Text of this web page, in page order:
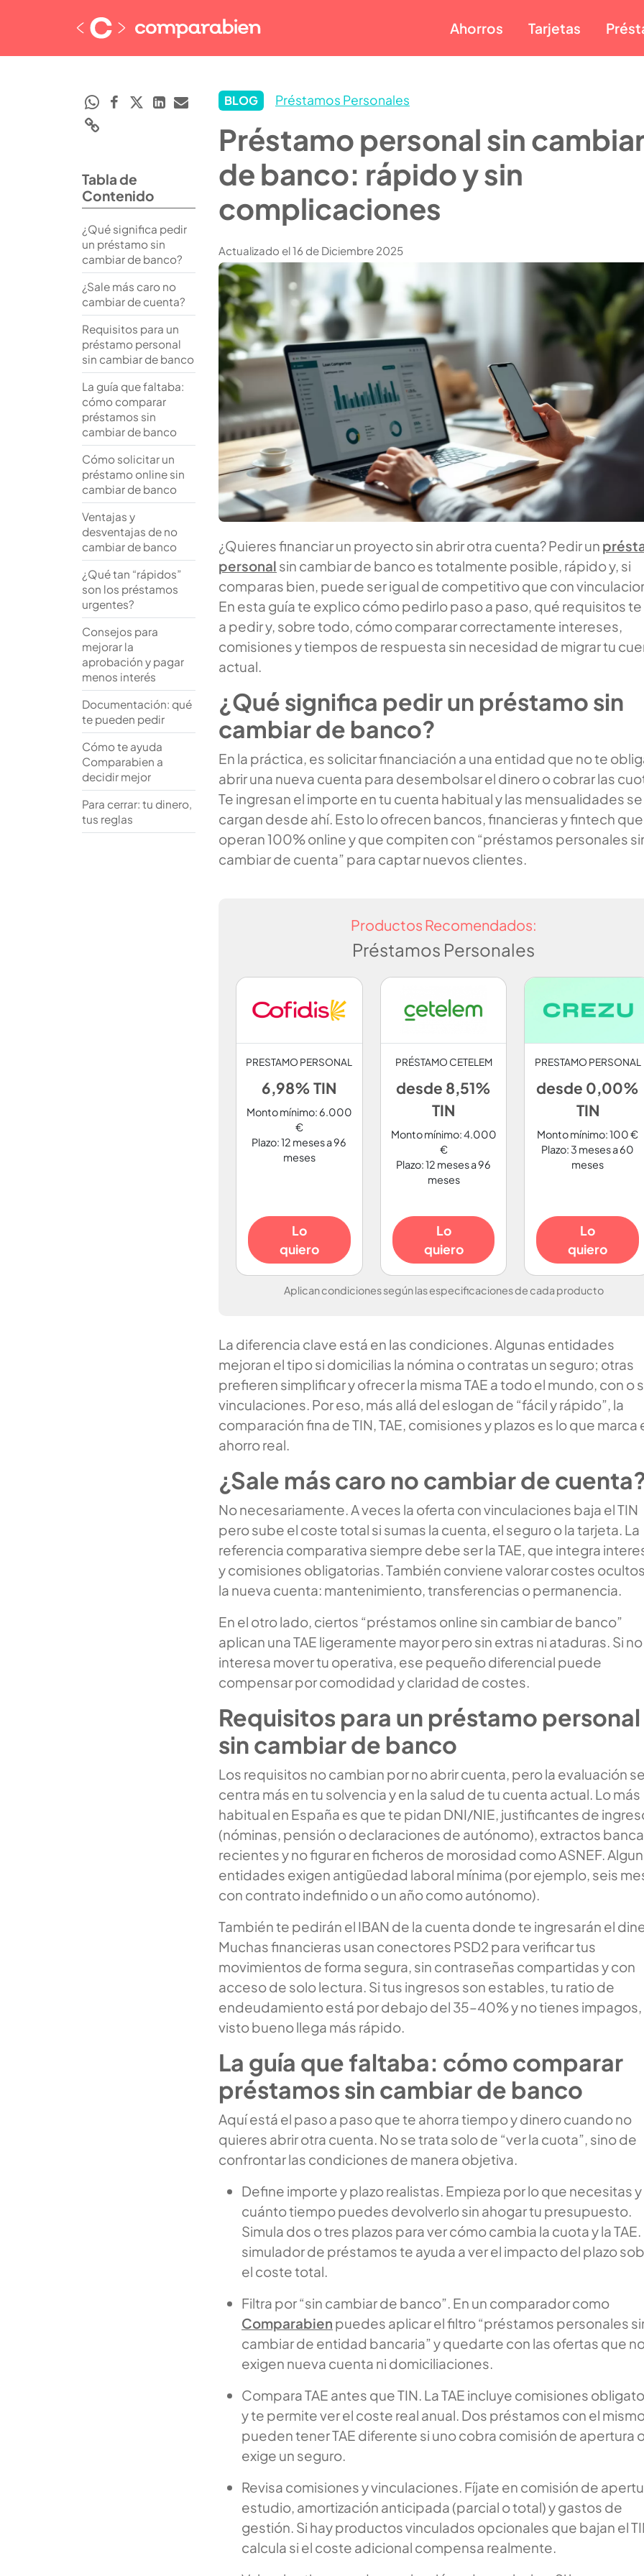
Ahorros Tarjetas
BLOG Préstamos Personales
Préstamo personal sin
de banco: rápido y sin
complicaciones
Actualizado el 16 de Diciembre 2025
¿Quieres financiar un proyecto sin abrir otra cuenta? Pedir un
personal sin cambiar de banco es totalmente posible, rápido y, si
comparas bien, puede ser igual de competitivo que con
En esta guía te explico cómo pedirlo paso a paso, qué requisitos te
a pedir y, sobre todo, cómo comparar correctamente intereses,
comisiones y tiempos de respuesta sin necesidad de migrar tu
actual.
¿Qué significa pedir un préstamo sin
cambiar de banco?
En la práctica, es solicitar financiación a una entidad que no te
abrir una nueva cuenta para desembolsar el dinero o cobrar las
Te ingresan el importe en tu cuenta habitual y las mensualidades se
cargan desde ahí. Esto lo ofrecen bancos, financieras y fintech que
operan 100% online y que compiten con “préstamos personales
cambiar de cuenta” para captar nuevos clientes.
Productos Recomendados:
Préstamos Personales
PRESTAMO PERSONAL
6,98% TIN
Monto mínimo: 6.000
€
Plazo: 12 meses a 96
meses
Lo
quiero
PRÉSTAMO CETELEM
desde 8,51%
TIN
Monto mínimo: 4.000
€
Plazo: 12 meses a 96
meses
Lo
quiero
PRESTAMO PERSONAL
desde 0,00%
TIN
Monto mínimo: 100 €
Plazo: 3 meses a 60
meses
Lo
quiero
Aplican condiciones según las especificaciones de cada producto
La diferencia clave está en las condiciones. Algunas entidades
mejoran el tipo si domicilias la nómina o contratas un seguro; otras
prefieren simplificar y ofrecer la misma TAE a todo el mundo, con o
vinculaciones. Por eso, más allá del eslogan de “fácil y rápido”, la
comparación fina de TIN, TAE, comisiones y plazos es lo que marca
ahorro real.
¿Sale más caro no cambiar de
No necesariamente. A veces la oferta con vinculaciones baja el TIN
pero sube el coste total si sumas la cuenta, el seguro o la tarjeta. La
referencia comparativa siempre debe ser la TAE, que integra
y comisiones obligatorias. También conviene valorar costes
la nueva cuenta: mantenimiento, transferencias o permanencia.
En el otro lado, ciertos “préstamos online sin cambiar de banco”
aplican una TAE ligeramente mayor pero sin extras ni ataduras. Si
interesa mover tu operativa, ese pequeño diferencial puede
compensar por comodidad y claridad de costes.
Requisitos para un préstamo personal
sin cambiar de banco
Los requisitos no cambian por no abrir cuenta, pero la evaluación se
centra más en tu solvencia y en la salud de tu cuenta actual. Lo más
habitual en España es que te pidan DNI/NIE, justificantes de
(nóminas, pensión o declaraciones de autónomo), extractos
recientes y no figurar en ficheros de morosidad como ASNEF.
entidades exigen antigüedad laboral mínima (por ejemplo, seis
con contrato indefinido o un año como autónomo).
También te pedirán el IBAN de la cuenta donde te ingresarán el
Muchas financieras usan conectores PSD2 para verificar tus
movimientos de forma segura, sin contraseñas compartidas y con
acceso de solo lectura. Si tus ingresos son estables, tu ratio de
endeudamiento está por debajo del 35–40% y no tienes impagos,
visto bueno llega más rápido.
La guía que faltaba: cómo comparar
préstamos sin cambiar de banco
Aquí está el paso a paso que te ahorra tiempo y dinero cuando no
quieres abrir otra cuenta. No se trata solo de “ver la cuota”, sino de
confrontar las condiciones de manera objetiva.
Define importe y plazo realistas. Empieza por lo que necesitas y
cuánto tiempo puedes devolverlo sin ahogar tu presupuesto.
Simula dos o tres plazos para ver cómo cambia la cuota y la TAE.
simulador de préstamos te ayuda a ver el impacto del plazo
el coste total.
Filtra por “sin cambiar de banco”. En un comparador como
Comparabien puedes aplicar el filtro “préstamos personales
cambiar de entidad bancaria” y quedarte con las ofertas que
exigen nueva cuenta ni domiciliaciones.
Compara TAE antes que TIN. La TAE incluye comisiones
y te permite ver el coste real anual. Dos préstamos con el
pueden tener TAE diferente si uno cobra comisión de apertura
exige un seguro.
Revisa comisiones y vinculaciones. Fíjate en comisión de
estudio, amortización anticipada (parcial o total) y gastos de
gestión. Si hay productos vinculados opcionales que bajan el
calcula si el coste adicional compensa realmente.
Tabla de
Contenido
¿Qué significa pedir
un préstamo sin
cambiar de banco?
¿Sale más caro no
cambiar de cuenta?
Requisitos para un
préstamo personal
sin cambiar de banco
La guía que faltaba:
cómo comparar
préstamos sin
cambiar de banco
Cómo solicitar un
préstamo online sin
cambiar de banco
Ventajas y
desventajas de no
cambiar de banco
¿Qué tan “rápidos”
son los préstamos
urgentes?
Consejos para
mejorar la
aprobación y pagar
menos interés
Documentación: qué
te pueden pedir
Cómo te ayuda
Comparabien a
decidir mejor
Para cerrar: tu dinero,
tus reglas